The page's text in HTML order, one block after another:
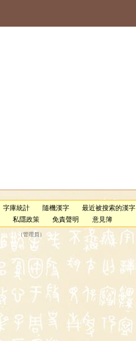
字庫統計 隨機漢字
最近被搜索的漢字
私隱政策 免責聲明 意見簿
（管理員 ）